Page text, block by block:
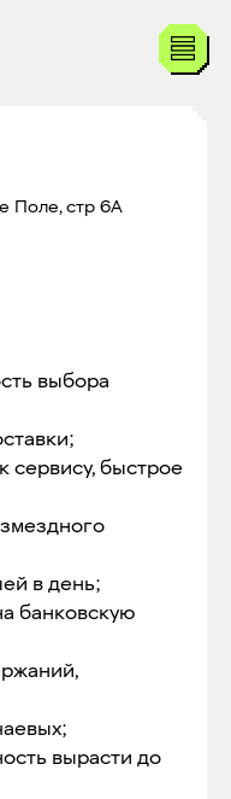
Поле, стр 6А
выбора
сервису, быстрое
в день;
банковскую
вырасти до